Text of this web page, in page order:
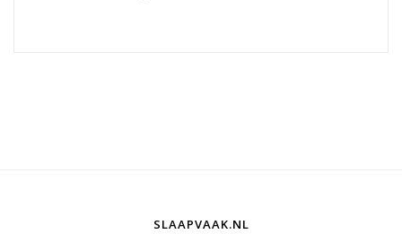
SLAAPVAAK.NL